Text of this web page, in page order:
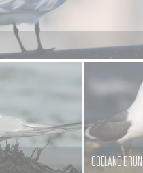
GOÉLAND BRUN